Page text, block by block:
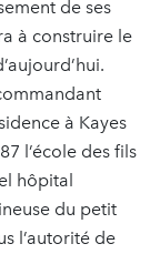
de ses
à construire le
à Kayes
l’école des fils
hôpital
du petit
l’autorité de